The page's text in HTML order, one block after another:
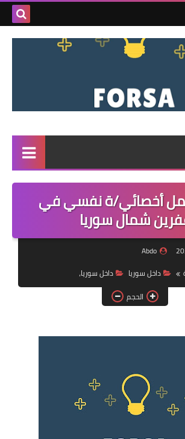
بحث
القائمة
مناقصات
فرص عمل داخل سوريا
فرص عمل في العراق
فرص عمل في اليمن
فرص عمل في السودان
أخصائي/ة نفسي في
شمال سوريا
Abdo
داخل سوريا
داخل سوريا،
الحجم